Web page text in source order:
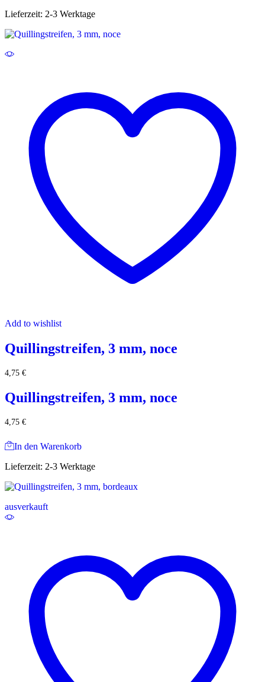
Lieferzeit: 2-3 Werktage
Add to wishlist
Quillingstreifen, 3 mm, noce
4,75 €
Quillingstreifen, 3 mm, noce
4,75 €
In den Warenkorb
Lieferzeit: 2-3 Werktage
ausverkauft